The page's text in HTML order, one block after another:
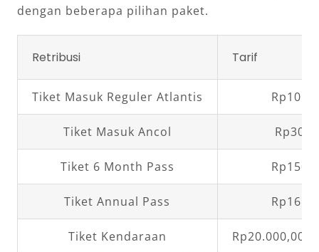
dengan beberapa pilihan paket.
Retribusi Tarif
Tiket Masuk Reguler Atlantis
Tiket Masuk Ancol
Tiket 6 Month Pass
Tiket Annual Pass
Tiket Kendaraan Rp20.000,00